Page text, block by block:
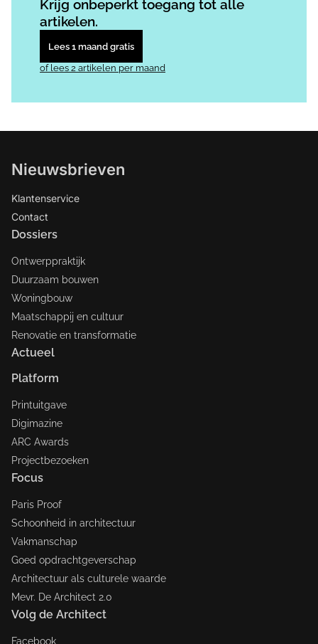
Krijg onbeperkt toegang tot alle
artikelen.
Lees 1 maand gratis
of lees 2 artikelen per maand
Nieuwsbrieven
Klantenservice
Contact
Dossiers
Ontwerppraktijk
Duurzaam bouwen
Woningbouw
Maatschappij en cultuur
Renovatie en transformatie
Actueel
Platform
Printuitgave
Digimazine
ARC Awards
Projectbezoeken
Focus
Paris Proof
Schoonheid in architectuur
Vakmanschap
Goed opdrachtgeverschap
Architectuur als culturele waarde
Mevr. De Architect 2.0
Volg de Architect
Facebook